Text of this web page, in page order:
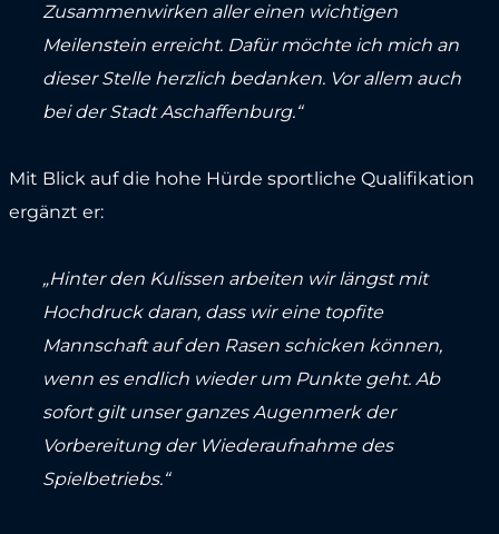
Zusammenwirken aller einen wichtigen
Meilenstein erreicht. Dafür möchte ich mich an
dieser Stelle herzlich bedanken. Vor allem auch
bei der Stadt Aschaffenburg.“
Mit Blick auf die hohe Hürde sportliche Qualifikation
ergänzt er:
„Hinter den Kulissen arbeiten wir längst mit
Hochdruck daran, dass wir eine topfite
Mannschaft auf den Rasen schicken können,
wenn es endlich wieder um Punkte geht. Ab
sofort gilt unser ganzes Augenmerk der
Vorbereitung der Wiederaufnahme des
Spielbetriebs.“